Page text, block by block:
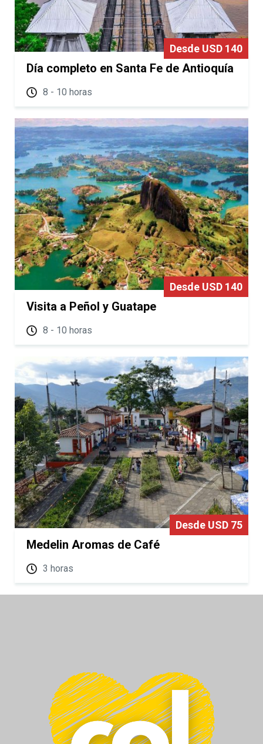
Desde USD 140
Día completo en Santa Fe de Antioquía
8 - 10 horas
Desde USD 140
Visita a Peñol y Guatape
8 - 10 horas
Desde USD 75
Medelin Aromas de Café
3 horas